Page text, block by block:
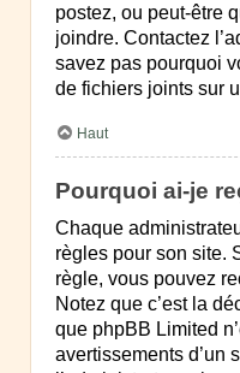
postez, ou peut-être
joindre. Contactez
savez pas pourquoi
de fichiers joints sur
Haut
Pourquoi ai-je
Chaque
règles pour son site.
règle, vous pouvez
Notez que c’est la
que phpBB Limited
avertissements d’un